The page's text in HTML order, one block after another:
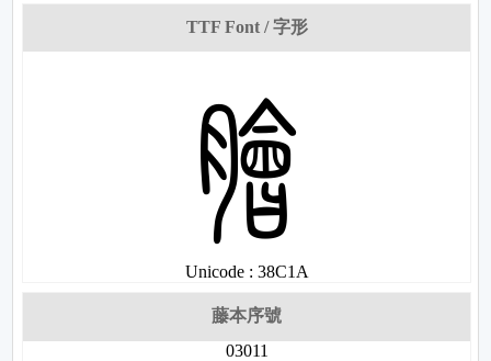
TTF Font / 字形
娚
Unicode : 38C1A
藤本序號
03011